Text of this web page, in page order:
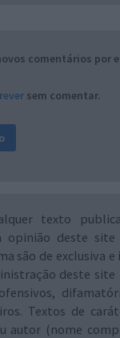
comentários por
sem comentar.
texto
opinião deste
são de exclusiva
deste
Textos de
autor (nome